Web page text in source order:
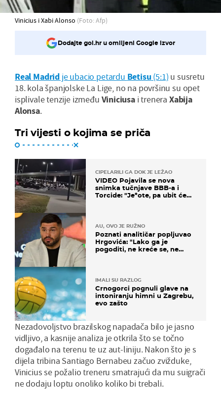
Vinicius i Xabi Alonso (Foto: Afp)
Dodajte gol.hr u omiljeni Google izvor
Real Madrid je ubacio petardu Betisu (5:1) u susretu
18. kola španjolske La Lige, no na površinu su opet
isplivale tenzije između Viniciusai trenera Xabija
Alonsa.
Tri vijesti o kojima se priča
CIPELARILI GA DOK JE LEŽAO
VIDEO Pojavila se nova
snimka tučnjave BBB-a i
Torcide: "Je*ote, pa ubit će
AU, OVO JE RUŽNO
Poznati analitičar popljuvao
Hrgovića: "Lako ga je
pogoditi, ne kreće se, ne
IMALI SU RAZLOG
Crnogorci pognuli glave na
intoniranju himni u Zagrebu,
evo zašto
Nezadovoljstvo brazilskog napadača bilo je jasno
vidljivo, a kasnije analiza je otkrila što se točno
događalo na terenu te uz aut-liniju. Nakon što je s
dijela tribina Santiago Bernabeu začuo zvižduke,
Vinicius se požalio treneru smatrajući da mu suigrači
ne dodaju loptu onoliko koliko bi trebali.